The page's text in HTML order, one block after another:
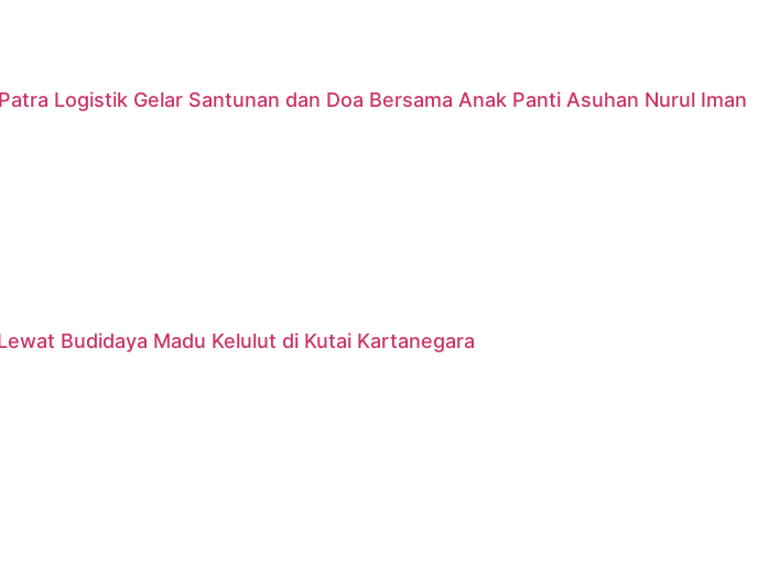
Logistik Gelar Santunan dan Doa Bersama Anak Panti Asuhan Nurul Iman
Budidaya Madu Kelulut di Kutai Kartanegara